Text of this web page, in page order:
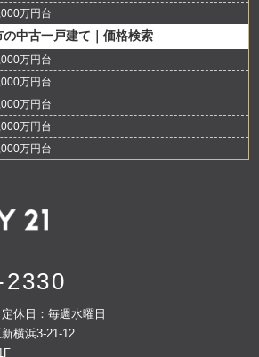
万円台
の中古一戸建て｜価格検索
万円台
万円台
万円台
万円台
万円台
休日：毎週水曜日
横浜3-21-12